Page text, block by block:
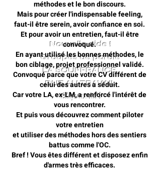
Nouvelle aide !
Groupes de parole
LA SOUFFRANCE
DUE AU TRAVAIL
Cliquez ici!
méthodes et le bon discours.
Mais pour créer l'indispensable feeling,
faut-il être serein, avoir confiance en soi.
Et pour avoir un entretien, faut-il être
convoqué.
En ayant utilisé les bonnes méthodes, le
bon ciblage, projet professionnel validé.
Convoqué parce que votre CV différent de
celui des autres a séduit.
Car votre LA, ex-LM, a renforcé l'intérêt de
vous rencontrer.
Et puis vous découvrez comment piloter
votre entretien
et utiliser des méthodes hors des sentiers
battus comme l'OC.
Bref ! Vous êtes différent et disposez enfin
d'armes très efficaces.